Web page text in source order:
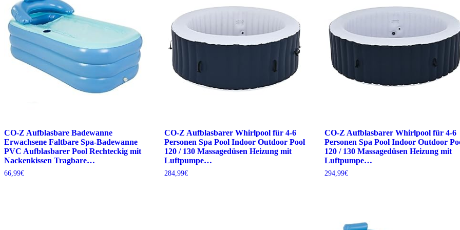
CO-Z Aufblasbare Badewanne
Erwachsene Faltbare Spa-Badewanne
PVC Aufblasbarer Pool Rechteckig mit
Nackenkissen Tragbare…
66,99€
CO-Z Aufblasbarer Whirlpool für 4-6
Personen Spa Pool Indoor Outdoor Pool
120 / 130 Massagedüsen Heizung mit
Luftpumpe…
284,99€
CO-Z Aufblasbarer Whirlpool für 4-6
Personen Spa Pool Indoor Outdoor
120 / 130 Massagedüsen Heizung mit
Luftpumpe…
294,99€